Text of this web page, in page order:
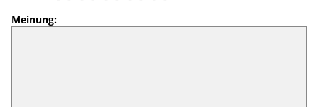
Meinung: